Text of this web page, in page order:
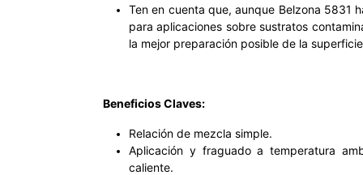
Ten en cuenta que, aunque Belzona 5831
para aplicaciones sobre sustratos
la mejor preparación posible de la
Beneficios Claves:
Relación de mezcla simple.
Aplicación y fraguado a temperatura
caliente.